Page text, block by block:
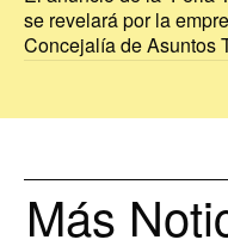
se revelará por la
Concejalía de Asuntos
Más